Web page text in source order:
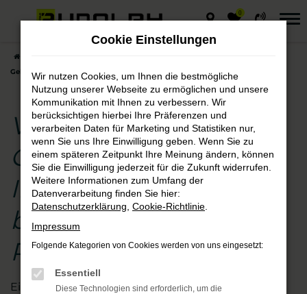
Zum
0
Gebrauchtwagen – Ihre Vertrauenskauf beim Autohaus Rudolph
VW Caddy
Gebrauchtwagen –
Ihre Vertrauenskauf
beim Autohaus
Rudolph
Ein Gebrauchtwagenkauf ist immer auch
Cookie Einstellungen
Wir nutzen Cookies, um Ihnen die bestmögliche
Nutzung unserer Webseite zu ermöglichen und unsere
Kommunikation mit Ihnen zu verbessern. Wir
berücksichtigen hierbei Ihre Präferenzen und
verarbeiten Daten für Marketing und Statistiken nur,
wenn Sie uns Ihre Einwilligung geben. Wenn Sie zu
einem späteren Zeitpunkt Ihre Meinung ändern, können
Sie die Einwilligung jederzeit für die Zukunft widerrufen.
Weitere Informationen zum Umfang der
Datenverarbeitung finden Sie hier:
Datenschutzerklärung Cookie-Richtlinie
Impressum
Folgende Kategorien von Cookies werden von uns eingesetzt:
Essentiell
Diese Technologien sind erforderlich, um die